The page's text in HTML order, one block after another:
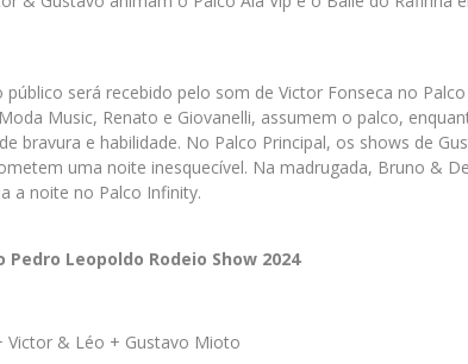
público será recebido pelo som de Victor Fonseca no
Music, Renato e Giovanelli, assumem o palco,
bravura e habilidade. No Palco Principal, os shows de
uma noite inesquecível. Na madrugada, Bruno &
a noite no Palco Infinity.
Leopoldo Rodeio Show 2024
Victor & Léo + Gustavo Mioto